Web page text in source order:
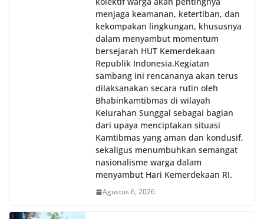
menjaga keamanan, ketertiban, dan
kekompakan lingkungan, khususnya
dalam menyambut momentum
bersejarah HUT Kemerdekaan
Republik Indonesia.‎Kegiatan
sambang ini rencananya akan terus
dilaksanakan secara rutin oleh
Bhabinkamtibmas di wilayah
Kelurahan Sunggal sebagai bagian
dari upaya menciptakan situasi
Kamtibmas yang aman dan kondusif,
sekaligus menumbuhkan semangat
nasionalisme warga dalam
menyambut Hari Kemerdekaan RI.
Agustus 6, 2026